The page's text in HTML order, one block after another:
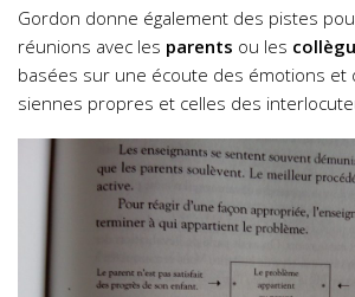
Gordon donne également des pistes
réunions avec les parents ou les
basées sur une écoute des émotions et
siennes propres et celles des